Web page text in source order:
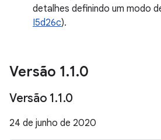
detalhes definindo um modo
I5d26c).
Versão 1.1.0
Versão 1.1.0
24 de junho de 2020